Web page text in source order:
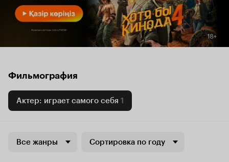
Фильмография
Актер: играет самого себя 1
Все жанры Сортировка по году